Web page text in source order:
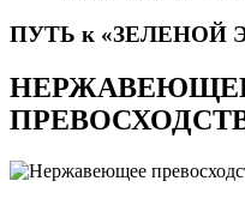
ПУТЬ к «ЗЕЛЕНОЙ